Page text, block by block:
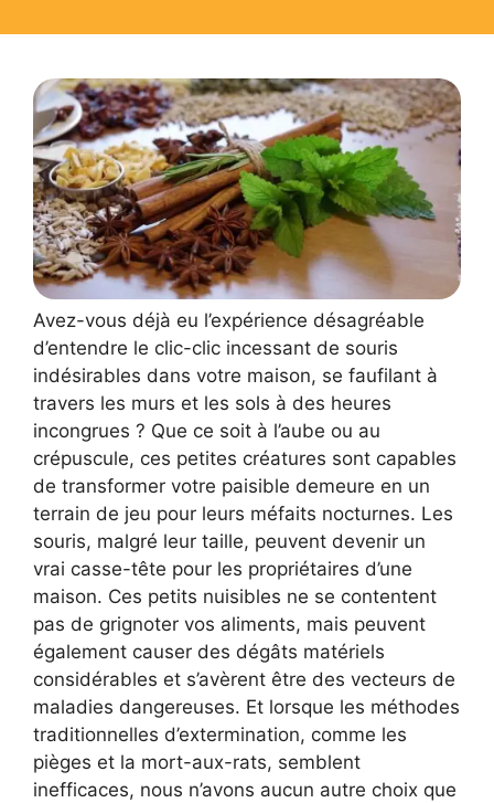
Avez-vous déjà eu l’expérience désagréable
d’entendre le clic-clic incessant de souris
indésirables dans votre maison, se faufilant à
travers les murs et les sols à des heures
incongrues ? Que ce soit à l’aube ou au
crépuscule, ces petites créatures sont capables
de transformer votre paisible demeure en un
terrain de jeu pour leurs méfaits nocturnes. Les
souris, malgré leur taille, peuvent devenir un
vrai casse-tête pour les propriétaires d’une
maison. Ces petits nuisibles ne se contentent
pas de grignoter vos aliments, mais peuvent
également causer des dégâts matériels
considérables et s’avèrent être des vecteurs de
maladies dangereuses. Et lorsque les méthodes
traditionnelles d’extermination, comme les
pièges et la mort-aux-rats, semblent
inefficaces, nous n’avons aucun autre choix que